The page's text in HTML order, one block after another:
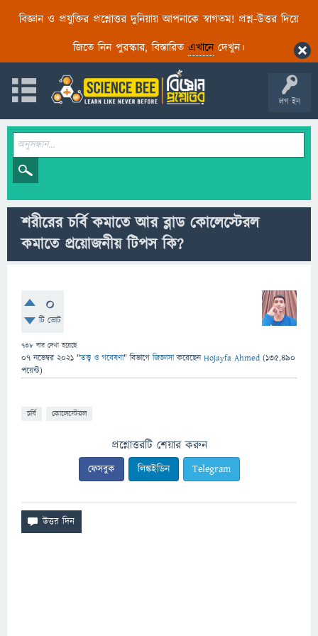
বিজ্ঞান ও প্রযুক্তির প্রশ্নোত্তর দুনিয়ায় আপনাকে স্বাগতম! প্রশ্ন-উত্তর দিয়ে
জিতে নিন পুরস্কার, বিস্তারিত এখানেদেখুন।
লগ ইন
শরীরের চর্বি কমাতে আর ব্লাড কোলেস্টেরল
কমাতে প্রয়োজনীয় টিপস কি?
0
টি ভোট
738 বার দেখা হয়েছে
07 নভেম্বর 2021 "তত্ত্ব ও গবেষণা" বিভাগে জিজ্ঞাসাকরেছেনHojayfa Ahmed (135,490
পয়েন্ট)
চর্বি কোলেস্টেরল
প্রশ্নোত্তরটি শেয়ার করুন
ফেসবুক লিঙ্কইডিন Telegram